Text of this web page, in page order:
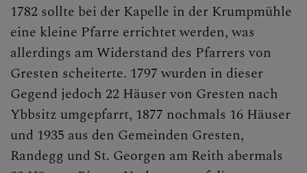
1782 sollte bei der Kapelle in der Krumpmühle
eine kleine Pfarre errichtet werden, was
allerdings am Widerstand des Pfarrers von
Gresten scheiterte. 1797 wurden in dieser
Gegend jedoch 22 Häuser von Gresten nach
Ybbsitz umgepfarrt, 1877 nochmals 16 Häuser
und 1935 aus den Gemeinden Gresten,
Randegg und St. Georgen am Reith abermals